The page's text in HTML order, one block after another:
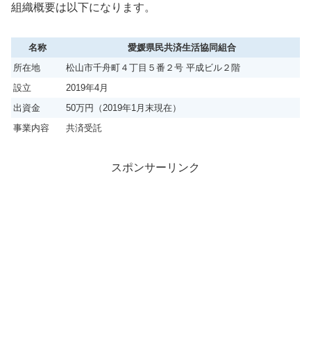
組織概要は以下になります。
名称
愛媛県民共済生活協同組合
所在地
松山市千舟町４丁目５番２号 平成ビル２階
設立
2019年4月
出資金
50万円（2019年1月末現在）
事業内容
共済受託
スポンサーリンク